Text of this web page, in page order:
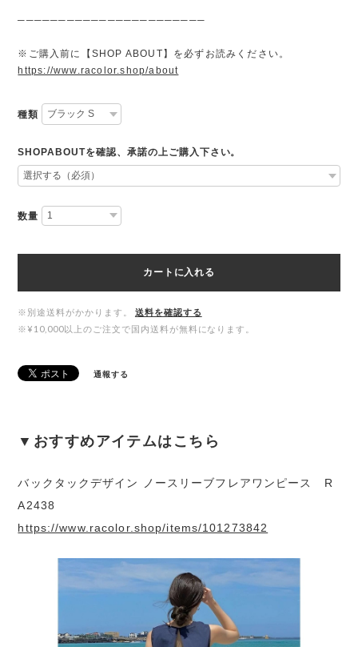
───────────────────────
※ご購入前に【SHOP ABOUT】を必ずお読みください。
https://www.racolor.shop/about
種類
SHOPABOUTを確認、承諾の上ご購入下さい。
数量
カートに入れる
※別途送料がかかります。
送料を確認する
※¥10,000以上のご注文で国内送料が無料になります。
通報する
▼おすすめアイテムはこちら
バックタックデザイン ノースリーブフレアワンピース R
A2438
https://www.racolor.shop/items/101273842